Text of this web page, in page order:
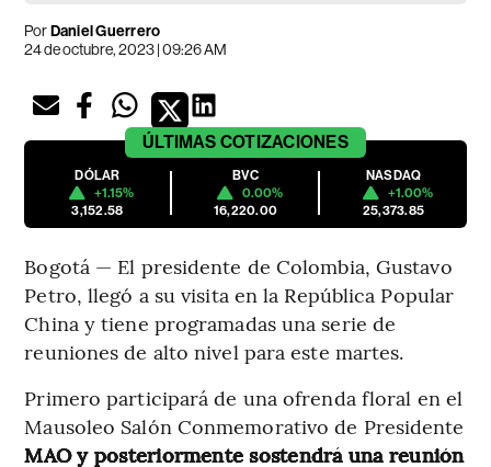
PorDaniel Guerrero
24 de octubre, 2023 | 09:26 AM
ÚLTIMAS COTIZACIONES
DÓLAR
+1.15%
3,152.58
BVC
0.00%
16,220.00
NASDAQ
+1.00%
25,373.85
Bogotá — El presidente de Colombia, Gustavo
Petro, llegó a su visita en la República Popular
China y tiene programadas una serie de
reuniones de alto nivel para este martes.
Primero participará de una ofrenda floral en el
Mausoleo Salón Conmemorativo de Presidente
MAO y posteriormente sostendrá una reunión